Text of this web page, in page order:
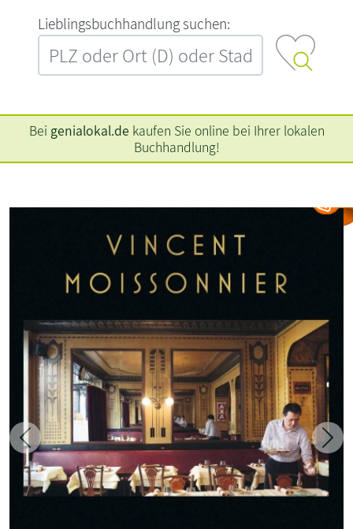
L‍i‍e‍b‍l‍i‍n‍g‍s‍b‍u‍c‍h‍h‍a‍n‍d‍l‍u‍n‍g‍ ‍s‍u‍c‍h‍e‍n‍:‍
Bei genialokal.de kaufen Sie online bei Ihrer lokalen
Buchhandlung!
Zurück